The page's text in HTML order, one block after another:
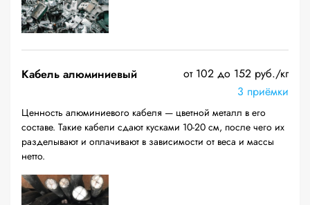
Кабель алюминиевый
от 102 до 152 руб./кг
3 приёмки
Ценность алюминиевого кабеля — цветной металл в его
составе. Такие кабели сдают кусками 10-20 см, после чего их
разделывают и оплачивают в зависимости от веса и массы
нетто.